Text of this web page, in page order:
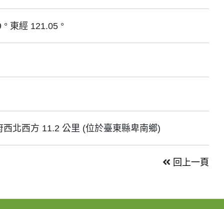
東經 121.05 °
西北西方 11.2 公里 (位於臺東縣卑南鄉)
回上一頁